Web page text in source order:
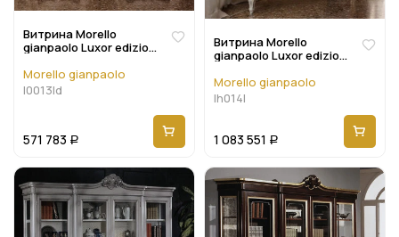
Витрина Morello
gianpaolo Luxor edizione
Morello gianpaolo
l0013ld
571 783 Р
Витрина Morello
gianpaolo Luxor edizione
Morello gianpaolo
lh014l
1 083 551 Р